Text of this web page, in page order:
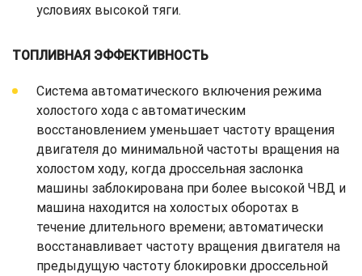
условиях высокой тяги.
ТОПЛИВНАЯ ЭФФЕКТИВНОСТЬ
​​​​Система автоматического включения режима
холостого хода с автоматическим
восстановлением уменьшает частоту вращения
двигателя до минимальной частоты вращения на
холостом ходу, когда дроссельная заслонка
машины заблокирована при более высокой ЧВД и
машина находится на холостых оборотах в
течение длительного времени; автоматически
восстанавливает частоту вращения двигателя на
предыдущую частоту блокировки дроссельной